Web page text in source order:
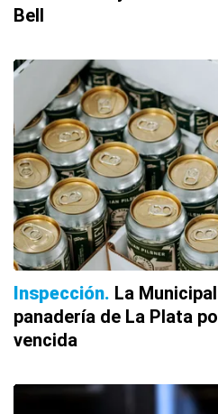
Bell
Inspección La
panadería de La Plata
vencida